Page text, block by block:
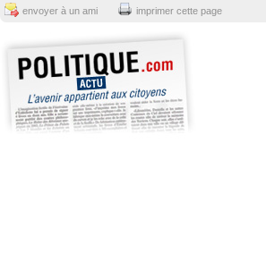
envoyer à un ami imprimer cette page